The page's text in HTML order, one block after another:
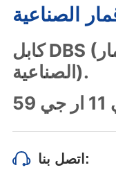
اتصل بنا: